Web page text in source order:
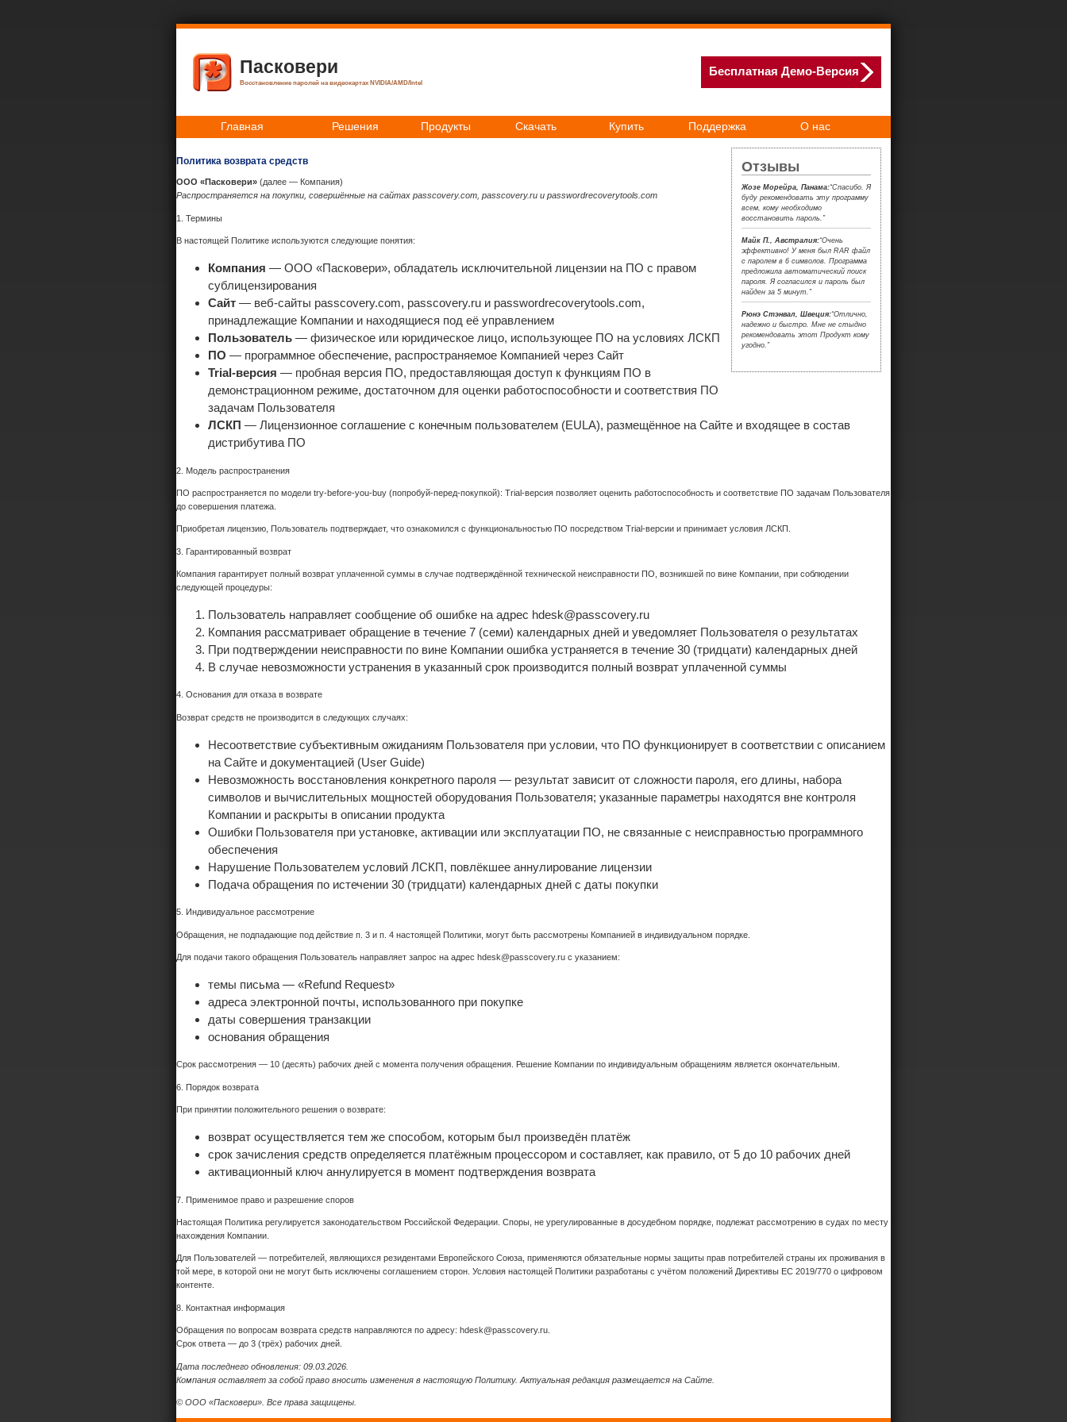
Пасковери
Восстановление паролей на видеокартах NVIDIA/AMD/Intel
Бесплатная Демо-Версия
Главная Решения Продукты Скачать Купить Поддержка О нас
Отзывы
Жозе Морейра, Панама:“Спасибо. Я
буду рекомендовать эту программу
всем, кому необходимо
восстановить пароль.”
Майк П., Австралия:“Очень
эффективно! У меня был RAR файл
с паролем в 6 символов. Программа
предложила автоматический поиск
пароля. Я согласился и пароль был
найден за 5 минут.”
Рюнэ Стэнвал, Швеция:“Отлично,
надежно и быстро. Мне не стыдно
рекомендовать этот Продукт кому
угодно.”
Политика возврата средств
ООО «Пасковери» (далее — Компания)
Распространяется на покупки, совершённые на сайтах passcovery.com, passcovery.ru и passwordrecoverytools.com
1. Термины
В настоящей Политике используются следующие понятия:
Компания — ООО «Пасковери», обладатель исключительной лицензии на ПО с правом
сублицензирования
Сайт — веб-сайты passcovery.com, passcovery.ru и passwordrecoverytools.com,
принадлежащие Компании и находящиеся под её управлением
Пользователь — физическое или юридическое лицо, использующее ПО на условиях ЛСКП
ПО — программное обеспечение, распространяемое Компанией через Сайт
Trial-версия — пробная версия ПО, предоставляющая доступ к функциям ПО в
демонстрационном режиме, достаточном для оценки работоспособности и соответствия ПО
задачам Пользователя
ЛСКП — Лицензионное соглашение с конечным пользователем (EULA), размещённое на Сайте и входящее в состав
дистрибутива ПО
2. Модель распространения
ПО распространяется по модели try-before-you-buy (попробуй-перед-покупкой): Trial-версия позволяет оценить работоспособность и соответствие ПО задачам Пользователя
до совершения платежа.
Приобретая лицензию, Пользователь подтверждает, что ознакомился с функциональностью ПО посредством Trial-версии и принимает условия ЛСКП.
3. Гарантированный возврат
Компания гарантирует полный возврат уплаченной суммы в случае подтверждённой технической неисправности ПО, возникшей по вине Компании, при соблюдении
следующей процедуры:
Пользователь направляет сообщение об ошибке на адрес hdesk@passcovery.ru
Компания рассматривает обращение в течение 7 (семи) календарных дней и уведомляет Пользователя о результатах
При подтверждении неисправности по вине Компании ошибка устраняется в течение 30 (тридцати) календарных дней
В случае невозможности устранения в указанный срок производится полный возврат уплаченной суммы
4. Основания для отказа в возврате
Возврат средств не производится в следующих случаях:
Несоответствие субъективным ожиданиям Пользователя при условии, что ПО функционирует в соответствии с описанием
на Сайте и документацией (User Guide)
Невозможность восстановления конкретного пароля — результат зависит от сложности пароля, его длины, набора
символов и вычислительных мощностей оборудования Пользователя; указанные параметры находятся вне контроля
Компании и раскрыты в описании продукта
Ошибки Пользователя при установке, активации или эксплуатации ПО, не связанные с неисправностью программного
обеспечения
Нарушение Пользователем условий ЛСКП, повлёкшее аннулирование лицензии
Подача обращения по истечении 30 (тридцати) календарных дней с даты покупки
5. Индивидуальное рассмотрение
Обращения, не подпадающие под действие п. 3 и п. 4 настоящей Политики, могут быть рассмотрены Компанией в индивидуальном порядке.
Для подачи такого обращения Пользователь направляет запрос на адрес hdesk@passcovery.ru с указанием:
темы письма — «Refund Request»
адреса электронной почты, использованного при покупке
даты совершения транзакции
основания обращения
Срок рассмотрения — 10 (десять) рабочих дней с момента получения обращения. Решение Компании по индивидуальным обращениям является окончательным.
6. Порядок возврата
При принятии положительного решения о возврате:
возврат осуществляется тем же способом, которым был произведён платёж
срок зачисления средств определяется платёжным процессором и составляет, как правило, от 5 до 10 рабочих дней
активационный ключ аннулируется в момент подтверждения возврата
7. Применимое право и разрешение споров
Настоящая Политика регулируется законодательством Российской Федерации. Споры, не урегулированные в досудебном порядке, подлежат рассмотрению в судах по месту
нахождения Компании.
Для Пользователей — потребителей, являющихся резидентами Европейского Союза, применяются обязательные нормы защиты прав потребителей страны их проживания в
той мере, в которой они не могут быть исключены соглашением сторон. Условия настоящей Политики разработаны с учётом положений Директивы ЕС 2019/770 о цифровом
контенте.
8. Контактная информация
Обращения по вопросам возврата средств направляются по адресу: hdesk@passcovery.ru.
Срок ответа — до 3 (трёх) рабочих дней.
Дата последнего обновления: 09.03.2026.
Компания оставляет за собой право вносить изменения в настоящую Политику. Актуальная редакция размещается на Сайте.
© ООО «Пасковери». Все права защищены.